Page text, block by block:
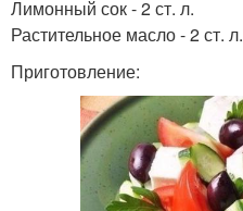
Лимонный сок - 2 ст. л.
Растительное масло - 2 ст. л.
Приготовление: